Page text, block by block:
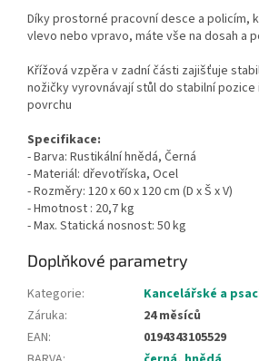
Díky prostorné pracovní desce a policím,
vlevo nebo vpravo, máte vše na dosah a
Křížová vzpěra v zadní části zajišťuje
nožičky vyrovnávají stůl do stabilní pozice
povrchu
Specifikace:
- Barva: Rustikální hnědá, Černá
- Materiál: dřevotříska, Ocel
- Rozměry: 120 x 60 x 120 cm (D x Š x V)
- Hmotnost : 20,7 kg
- Max. Statická nosnost: 50 kg
Doplňkové parametry
Kategorie:
Kancelářské a
Záruka:
24 měsíců
EAN:
0194343105529